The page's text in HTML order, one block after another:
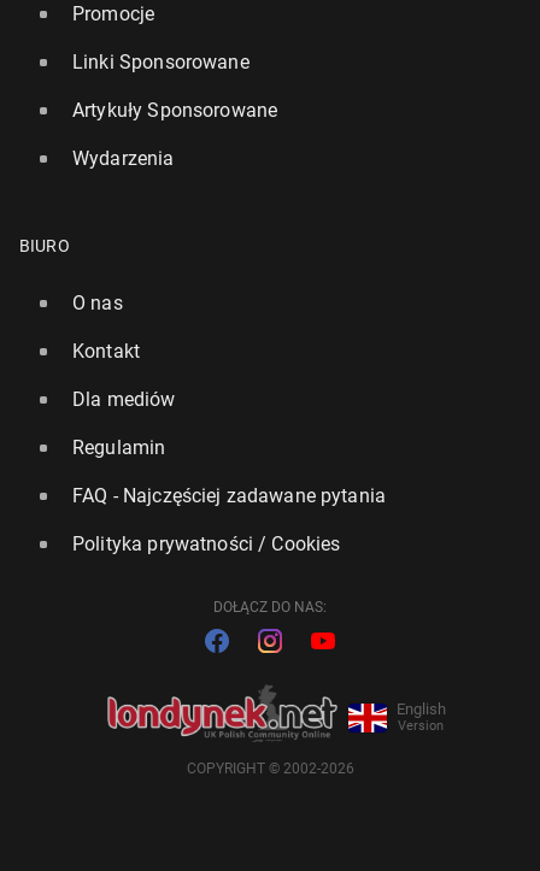
Promocje
Linki Sponsorowane
Artykuły Sponsorowane
Wydarzenia
BIURO
O nas
Kontakt
Dla mediów
Regulamin
FAQ - Najczęściej zadawane pytania
Polityka prywatności / Cookies
DOŁĄCZ DO NAS:
English
Version
COPYRIGHT © 2002-2026